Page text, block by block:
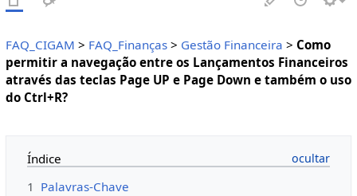
FAQ_CIGAM > FAQ_Finanças> Gestão Financeira > Como
permitir a navegação entre os Lançamentos Financeiros
através das teclas Page UP e Page Down e também o uso
do Ctrl+R?
Índice
1 Palavras-Chave